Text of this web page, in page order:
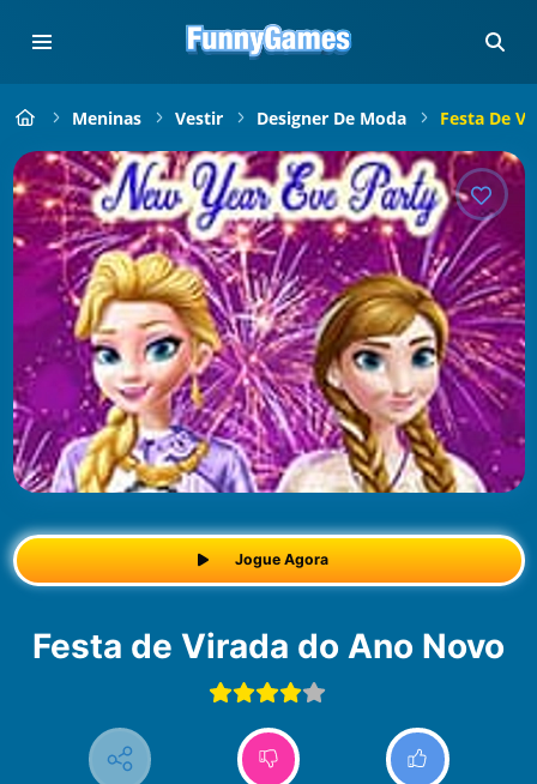
Meninas Vestir Designer De Moda Festa De
Jogue Agora
Festa de Virada do Ano Novo